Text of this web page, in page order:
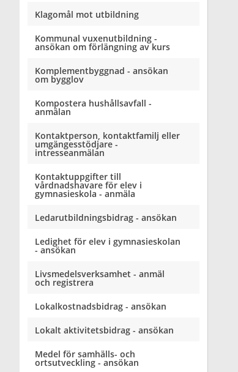
Klagomål mot utbildning
Kommunal vuxenutbildning -
ansökan om förlängning av kurs
Komplementbyggnad - ansökan
om bygglov
Kompostera hushållsavfall -
anmälan
Kontaktperson, kontaktfamilj eller
umgängesstödjare -
intresseanmälan
Kontaktuppgifter till
vårdnadshavare för elev i
gymnasieskola - anmäla
Ledarutbildningsbidrag - ansökan
Ledighet för elev i gymnasieskolan
- ansökan
Livsmedelsverksamhet - anmäl
och registrera
Lokalkostnadsbidrag - ansökan
Lokalt aktivitetsbidrag - ansökan
Medel för samhälls- och
ortsutveckling - ansökan